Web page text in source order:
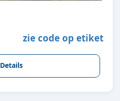
zie code op etiket
Details